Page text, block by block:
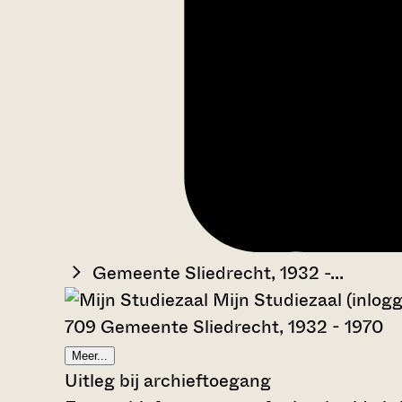
Gemeente Sliedrecht, 1932 -...
Mijn Studiezaal
709 Gemeente Sliedrecht, 1932 - 1970
Meer...
Uitleg bij archieftoegang